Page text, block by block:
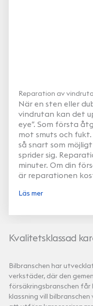
Reparation av
När en sten eller
vindrutan kan det
eye”. Som första
mot smuts och
så snart som
sprider sig.
minuter. Om din
är reparationen
Läs mer
Kvalitetsklassad
Bilbranschen har
verkstäder, där den
försäkringsbranschen får
klassning vill